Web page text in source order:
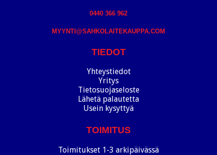
0440 366 962
MYYNTI@SAHKOLAITEKAUPPA.COM
TIEDOT
Yhteystiedot
Yritys
Tietosuojaseloste
Lähetä palautetta
Usein kysyttyä
TOIMITUS
Toimitukset 1-3 arkipäivässä